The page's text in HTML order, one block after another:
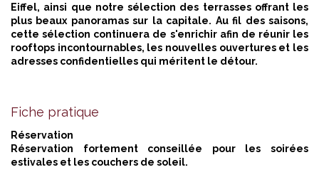
Eiffel, ainsi que notre sélection des terrasses offrant les
plus beaux panoramas sur la capitale. Au fil des saisons,
cette sélection continuera de s'enrichir afin de réunir les
rooftops incontournables, les nouvelles ouvertures et les
adresses confidentielles qui méritent le détour.
Fiche pratique
Réservation
Réservation fortement conseillée pour les soirées
estivales et les couchers de soleil.